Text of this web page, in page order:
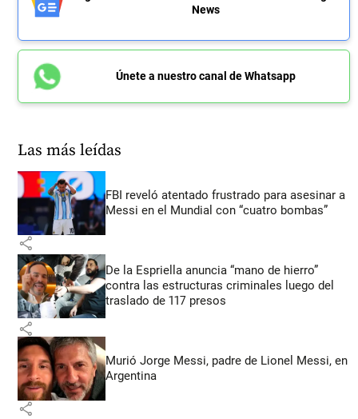
News
Únete a nuestro canal de Whatsapp
Las más leídas
FBI reveló atentado frustrado para asesinar a
Messi en el Mundial con “cuatro bombas”
share
De la Espriella anuncia “mano de hierro”
contra las estructuras criminales luego del
traslado de 117 presos
share
Murió Jorge Messi, padre de Lionel Messi, en
Argentina
share